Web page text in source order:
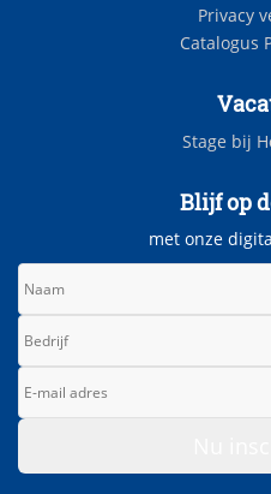
Privacy
Catalogus
Stage bij
Blijf op
met onze